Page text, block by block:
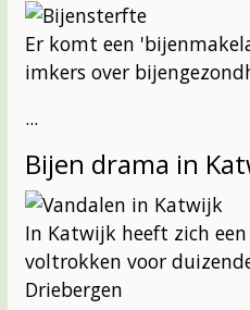
Er komt een
imkers over
...
Bijen drama in
In Katwijk heeft zich
voltrokken voor
Driebergen